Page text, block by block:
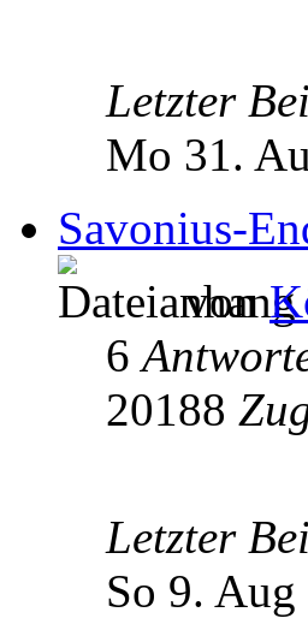
Letzter
Mo 31.
Savonius-
von
6
20188
Letzter
So 9.